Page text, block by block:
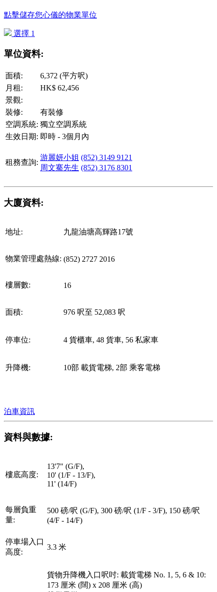
點擊儲存您心儀的物業單位
選擇 1
單位資料:
面積:
6,372 (平方呎)
月租:
HK$ 62,456
景觀:
裝修:
有裝修
空調系統: 獨立空調系統
生效日期: 即時 - 3個月內
租務查詢:
游麗妍小姐 (852) 3149 9121
周文騫先生 (852) 3176 8301
大廈資料:
地址: 九龍油塘高輝路17號
物業管理處熱線: (852) 2727 2016
樓層數: 16
面積: 976 呎至 52,083 呎
停車位: 4 貨櫃車, 48 貨車, 56 私家車
升降機: 10部 載貨電梯, 2部 乘客電梯
泊車資訊
資料與數據:
樓底高度:
13'7" (G/F),
10' (1/F - 13/F),
11' (14/F)
每層負重
量:
500 磅/呎 (G/F), 300 磅/呎 (1/F - 3/F), 150 磅/呎
(4/F - 14/F)
停車場入口
高度:
3.3 米
貨物升降機入口呎吋: 載貨電梯 No. 1, 5, 6 & 10:
173 厘米 (闊) x 208 厘米 (高)